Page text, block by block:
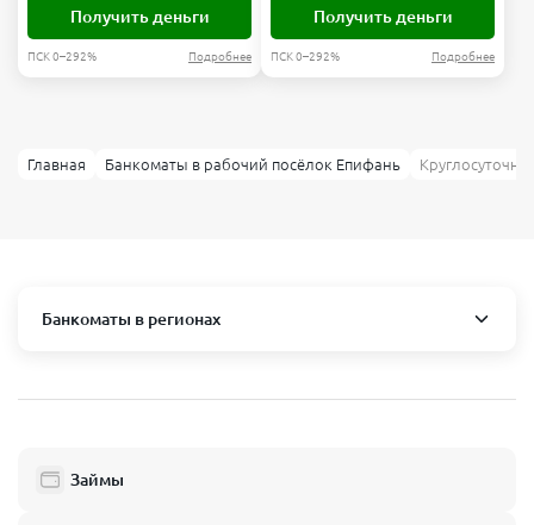
Получить деньги
ПСК 0–292% Подробнее
Получить деньги
ПСК 0–292% Подробнее
Главная Банкоматы в рабочий посёлок Епифань
Банкоматы в регионах
Балашиха
Займы